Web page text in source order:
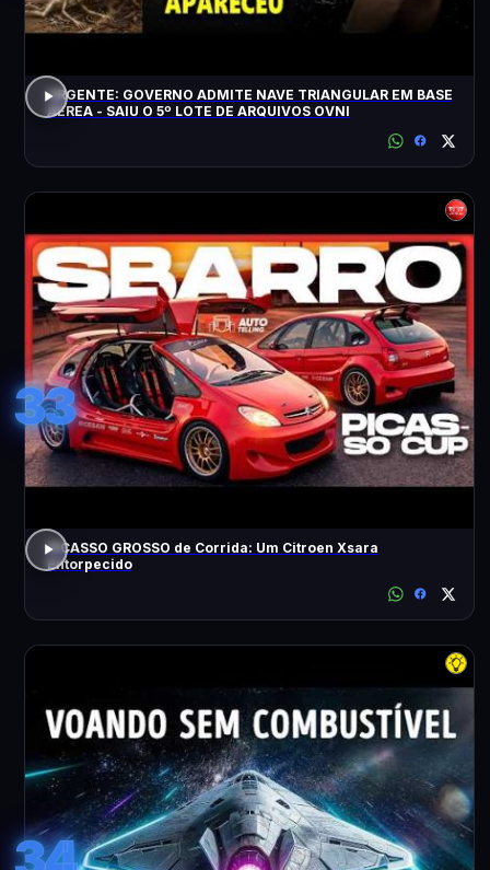
URGENTE: GOVERNO ADMITE NAVE TRIANGULAR EM BASE
AÉREA - SAIU O 5º LOTE DE ARQUIVOS OVNI
33
PICASSO GROSSO de Corrida: Um Citroen Xsara
Entorpecido